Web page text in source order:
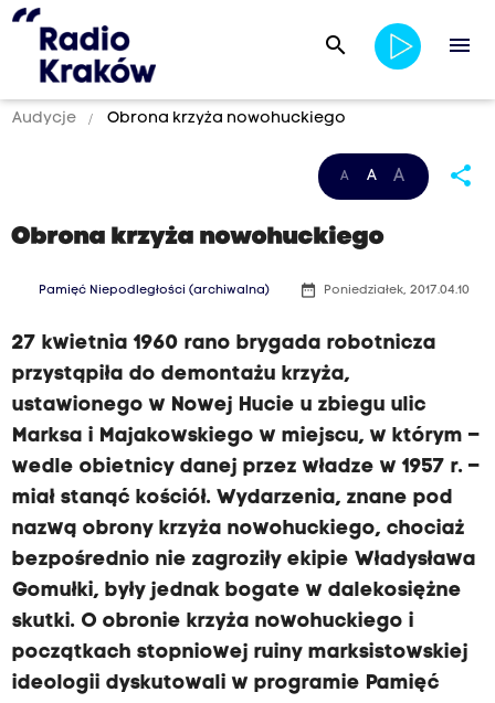
search menu
Audycje Obrona krzyża nowohuckiego
A A A share
Obrona krzyża nowohuckiego
Pamięć Niepodległości (archiwalna) date_range Poniedziałek, 2017.04.10
27 kwietnia 1960 rano brygada robotnicza
przystąpiła do demontażu krzyża,
ustawionego w Nowej Hucie u zbiegu ulic
Marksa i Majakowskiego w miejscu, w którym –
wedle obietnicy danej przez władze w 1957 r. –
miał stanąć kościół. Wydarzenia, znane pod
nazwą obrony krzyża nowohuckiego, chociaż
bezpośrednio nie zagroziły ekipie Władysława
Gomułki, były jednak bogate w dalekosiężne
skutki. O obronie krzyża nowohuckiego i
początkach stopniowej ruiny marksistowskiej
ideologii dyskutowali w programie Pamięć